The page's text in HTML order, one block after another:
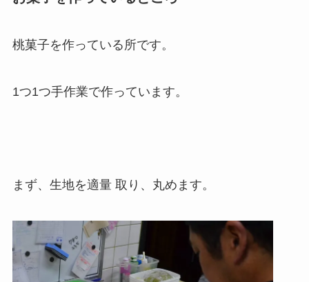
桃菓子を作っている所です。
1つ1つ手作業で作っています。
まず、生地を適量 取り、丸めます。